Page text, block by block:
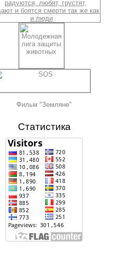
Фильм "Земляне"
Статистика